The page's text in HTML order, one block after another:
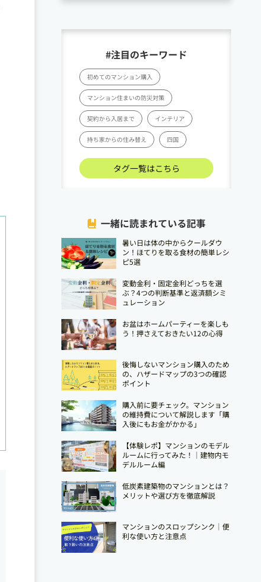
#注目のキーワード
初めてのマンション購入
マンション住まいの防災対策
契約から入居まで インテリア
持ち家からの住み替え 四国
タグ一覧はこちら
一緒に読まれている記事
暑い日は体の中からクールダウ
ン！ほてりを取る食材の簡単レシ
ピ5選
変動金利・固定金利どっちを選
ぶ？4つの判断基準と返済額シミ
ュレーション
お盆はホームパーティーを楽しも
う！押さえておきたい12の心得
後悔しないマンション購入のため
の、ハザードマップの3つの確認
ポイント
購入前に要チェック。マンション
の維持費について解説します「購
入後にもお金がかかる」
【体験レポ】マンションのモデル
ルームに行ってみた！｜建物内モ
デルルーム編
低炭素建築物のマンションとは？
メリットや選び方を徹底解説
マンションのスロップシンク│便
利な使い方と注意点